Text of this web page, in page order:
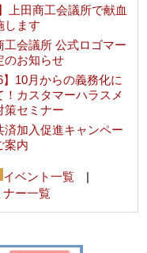
】上田商工会議所で献血
します
工会議所 公式ロゴマー
のお知らせ
】10月からの義務化に
！カスタマーハラスメ
策セミナー
済加入促進キャンペー
案内
イベント一覧 |
ナー一覧